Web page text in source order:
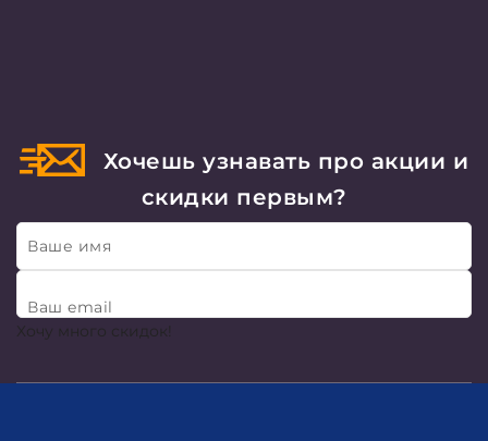
Хочешь узнавать про акции и
скидки первым?
Ваше имя
Ваш email
Хочу много скидок!